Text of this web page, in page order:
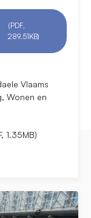
(PDF,
289.51KB)
Vlaams
Wonen en
1.35MB)